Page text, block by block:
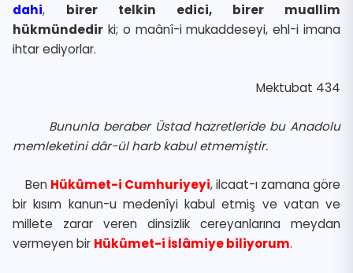
dahi, birer telkin edici, birer muallim
hükmündedir ki; o maânî-i mukaddeseyi, ehl-i imana
ihtar ediyorlar.
Mektubat 434
Bununla beraber Üstad hazretleride bu Anadolu
memleketini dâr-ül harb kabul etmemiştir.
Ben Hükûmet-i Cumhuriyeyi, ilcaat-ı zamana göre
bir kısım kanun-u medenîyi kabul etmiş ve vatan ve
millete zarar veren dinsizlik cereyanlarına meydan
vermeyen bir Hükûmet-i İslâmiye biliyorum.